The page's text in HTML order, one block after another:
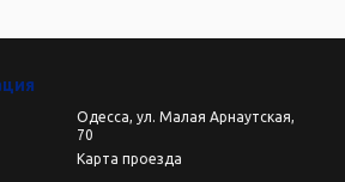
Одесса, ул. Малая Арнаутская,
70
Карта проезда